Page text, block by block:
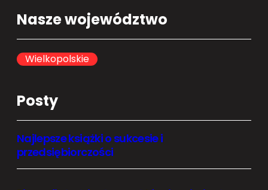
r
c
h
Nasze województwo
Wielkopolskie
Posty
Najlepsze książki o sukcesie i
przedsiębiorczości